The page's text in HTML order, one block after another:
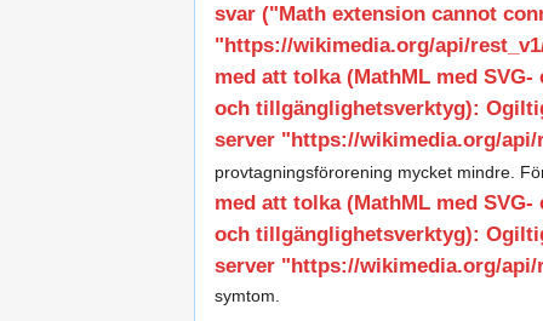
svar ("Math extension cannot
"https://wikimedia.org/api/
med att tolka (MathML med
och tillgänglighetsverktyg):
server "https://wikimedia.org/
provtagningsförorening mycket mindre.
med att tolka (MathML med
och tillgänglighetsverktyg):
server "https://wikimedia.org/
symtom.